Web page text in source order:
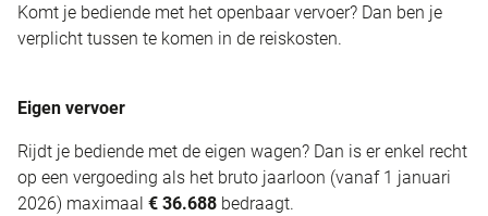
Komt je bediende met het openbaar vervoer? Dan ben je
verplicht tussen te komen in de reiskosten.
Eigen vervoer
Rijdt je bediende met de eigen wagen? Dan is er enkel recht
op een vergoeding als het bruto jaarloon (vanaf 1 januari
2026) maximaal € 36.688 bedraagt.